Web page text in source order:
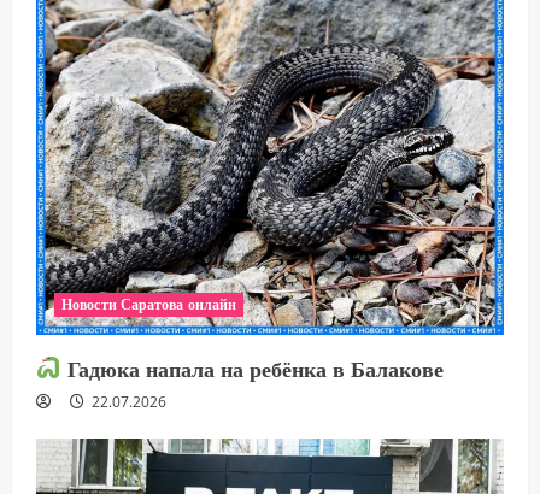
Новости Саратова онлайн
Гадюка напала на ребёнка в Балакове
22.07.2026